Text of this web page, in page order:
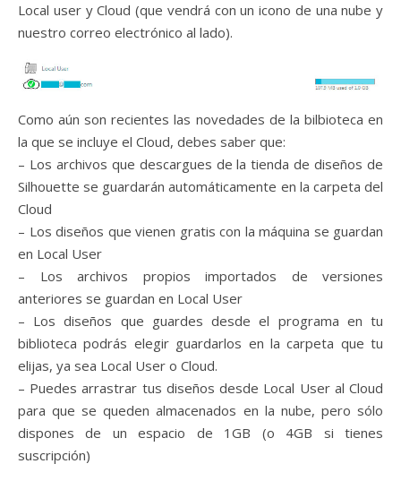
Local user y Cloud (que vendrá con un icono de una nube y
nuestro correo electrónico al lado).
Como aún son recientes las novedades de la bilbioteca en
la que se incluye el Cloud, debes saber que:
– Los archivos que descargues de la tienda de diseños de
Silhouette se guardarán automáticamente en la carpeta del
Cloud
– Los diseños que vienen gratis con la máquina se guardan
en Local User
– Los archivos propios importados de versiones
anteriores se guardan en Local User
– Los diseños que guardes desde el programa en tu
biblioteca podrás elegir guardarlos en la carpeta que tu
elijas, ya sea Local User o Cloud.
– Puedes arrastrar tus diseños desde Local User al Cloud
para que se queden almacenados en la nube, pero sólo
dispones de un espacio de 1GB (o 4GB si tienes
suscripción)